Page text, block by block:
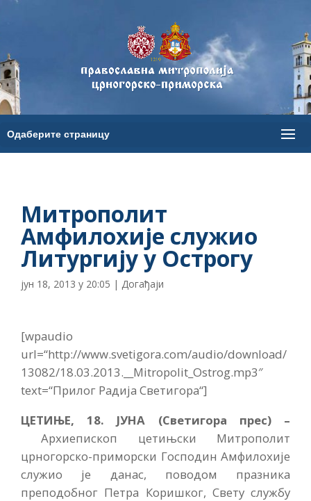
Митрополит
Амфилохије служио
Литургију у Острогу
јун 18, 2013 у 20:05 | Догађаји
[wpaudio
url=“http://www.svetigora.com/audio/download/
13082/18.03.2013.__Mitropolit_Ostrog.mp3″
text=“Прилог Радија Светигора“]
ЦЕТИЊЕ, 18. ЈУНА (Светигора прес) –
Архиепископ цетињски Митрополит
црногорско-приморски Господин Амфилохије
служио је данас, поводом празника
преподобног Петра Коришког, Свету службу